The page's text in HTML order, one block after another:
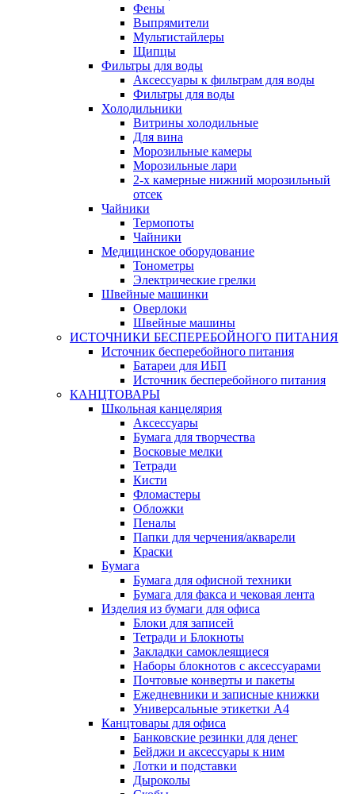
Фены
Выпрямители
Мультистайлеры
Щипцы
Фильтры для воды
Аксессуары к фильтрам для воды
Фильтры для воды
Холодильники
Витрины холодильные
Для вина
Морозильные камеры
Морозильные лари
2-х камерные нижний морозильный
отсек
Чайники
Термопоты
Чайники
Медицинское оборудование
Тонометры
Электрические грелки
Швейные машинки
Оверлоки
Швейные машины
ИСТОЧНИКИ БЕСПЕРЕБОЙНОГО ПИТАНИЯ
Источник бесперебойного питания
Батареи для ИБП
Источник бесперебойного питания
КАНЦТОВАРЫ
Школьная канцелярия
Аксессуары
Бумага для творчества
Восковые мелки
Тетради
Кисти
Фломастеры
Обложки
Пеналы
Папки для черчения/акварели
Краски
Бумага
Бумага для офисной техники
Бумага для факса и чековая лента
Изделия из бумаги для офиса
Блоки для записей
Тетради и Блокноты
Закладки самоклеящиеся
Наборы блокнотов с аксессуарами
Почтовые конверты и пакеты
Ежедневники и записные книжки
Универсальные этикетки А4
Канцтовары для офиса
Банковские резинки для денег
Бейджи и аксесcуары к ним
Лотки и подставки
Дыроколы